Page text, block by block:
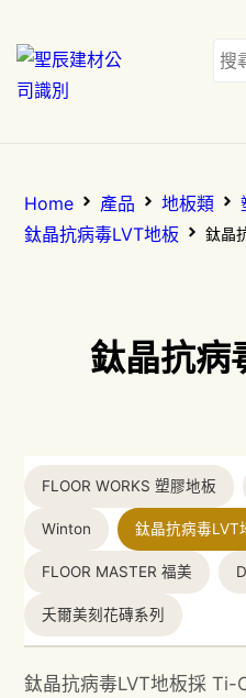
Home 產品 地板類
鈦晶抗病毒LVT地板
鈦晶
鈦晶抗病
FLOOR WORKS 塑膠地板
Winton 鈦晶抗病毒LVT
FLOOR MASTER 福美
夭爾美刻花磚系列
鈦晶抗病毒LVT地板採 Ti-